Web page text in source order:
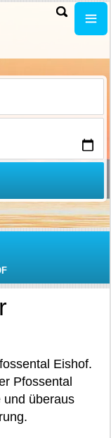
Eishof.
Pfossental
und überaus